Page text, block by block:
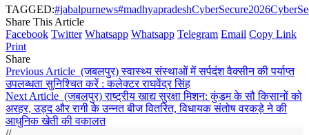
TAGGED:#jabalpurnews#madhyapradeshCyberSecure2026
Share This Article
Facebook Twitter Whatsapp Whatsapp Telegram Email Copy Link
Print
Share
Previous Article (जबलपुर) स्वास्थ्य संस्थाओं में सर्पदंश वैक्सीन की पर्याप्त
उपलब्धता सुनिश्चित करें : कलेक्टर राघवेंद्र सिंह
Next Article (जबलपुर) राष्ट्रीय खाद्य सुरक्षा मिशन: कुंडम के सौ किसानों को
अरहर, उड़द और रागी के उन्नत बीज वितरित, विधायक संतोष वरकड़े ने की
आधुनिक खेती की वकालत